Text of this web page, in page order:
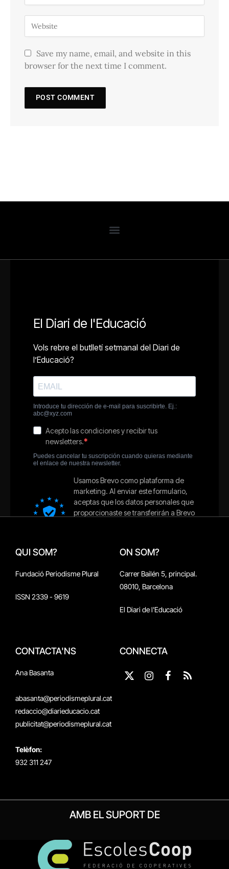
Save my name, email, and website in this
browser for the next time I comment.
QUI SOM?
Fundació Periodisme Plural
ISSN 2339 - 9619
ON SOM?
Carrer Bailén 5, principal.
08010, Barcelona
El Diari de l'Educació
CONTACTA'NS
Ana Basanta
abasanta@periodismeplural.cat
redaccio@diarieducacio.cat
publicitat@periodismeplural.cat
Telèfon:
932 311 247
CONNECTA
X
Instagram
Facebook
RSS
AMB EL SUPORT DE